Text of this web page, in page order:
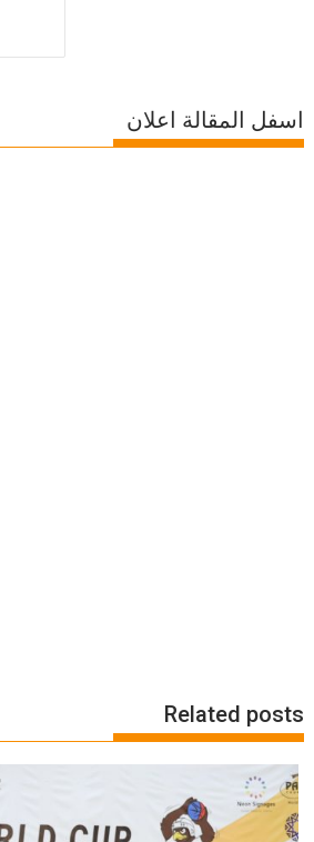
اسفل المقالة اعلان
Related posts